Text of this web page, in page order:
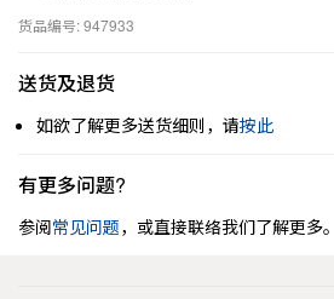
货品编号: 947933
送货及退货
如欲了解更多送货细则，请按此
有更多问题?
参阅常见问题，或直接联络我们了解更多。